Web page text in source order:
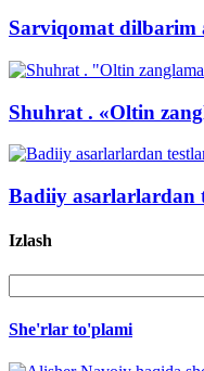
Sarviqomat dilbarim
Shuhrat . «Oltin
Badiiy asarlarlardan
Izlash
She'rlar to'plami